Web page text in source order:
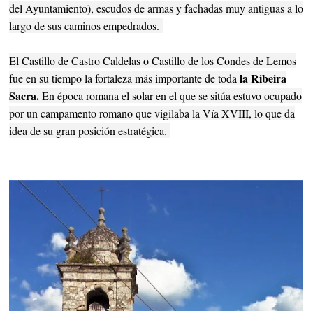
del Ayuntamiento), escudos de armas y fachadas muy antiguas a lo
largo de sus caminos empedrados.
El Castillo de Castro Caldelas o Castillo de los Condes de Lemos
fue en su tiempo la fortaleza más importante de toda la Ribeira
Sacra.En época romana el solar en el que se sitúa estuvo ocupado
por un campamento romano que vigilaba la Vía XVIII, lo que da
idea de su gran posición estratégica.